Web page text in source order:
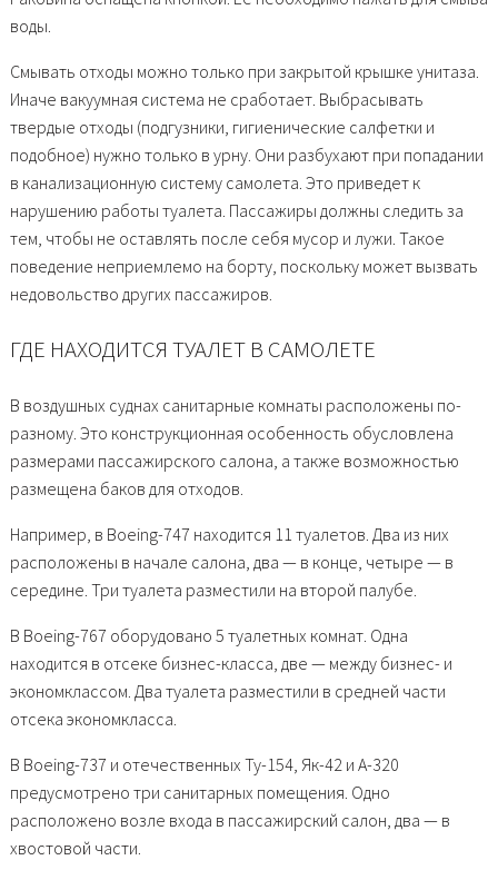
воды.
Смывать отходы можно только при закрытой крышке унитаза.
Иначе вакуумная система не сработает. Выбрасывать
твердые отходы (подгузники, гигиенические салфетки и
подобное) нужно только в урну. Они разбухают при попадании
в канализационную систему самолета. Это приведет к
нарушению работы туалета. Пассажиры должны следить за
тем, чтобы не оставлять после себя мусор и лужи. Такое
поведение неприемлемо на борту, поскольку может вызвать
недовольство других пассажиров.
ГДЕ НАХОДИТСЯ ТУАЛЕТ В САМОЛЕТЕ
В воздушных суднах санитарные комнаты расположены по-
разному. Это конструкционная особенность обусловлена
размерами пассажирского салона, а также возможностью
размещена баков для отходов.
Например, в Boeing-747 находится 11 туалетов. Два из них
расположены в начале салона, два — в конце, четыре — в
середине. Три туалета разместили на второй палубе.
В Boeing-767 оборудовано 5 туалетных комнат. Одна
находится в отсеке бизнес-класса, две — между бизнес- и
экономклассом. Два туалета разместили в средней части
отсека экономкласса.
В Boeing-737 и отечественных Ту-154, Як-42 и А-320
предусмотрено три санитарных помещения. Одно
расположено возле входа в пассажирский салон, два — в
хвостовой части.